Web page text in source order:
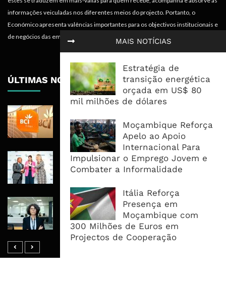
MAIS NOTÍCIAS
Estratégia de
transição energética
orçada em US$ 80
mil milhões de dólares
Moçambique Reforça
Apelo ao Apoio
Internacional Para
Impulsionar o Emprego Jovem e
Combater a Informalidade
Itália Reforça
Presença em
Moçambique com
300 Milhões de Euros em
Projectos de Cooperação
informações veiculadas nos diferentes meios do projecto. Portanto, o
Económico apresenta valências importantes para os objectivos institucionais e
de negócios das empresas.
ÚLTIMAS NOTÍCIAS
Meticais, Mas Crédito A Clientes
Recua 5,5%
RAIZ Arranca Com 4 Milhões De
Libras Para Criar Novas Soluções De
Banco De Desenvolvimento Pode
Mobilizar Capital, Mas Governação
Define O Resultado